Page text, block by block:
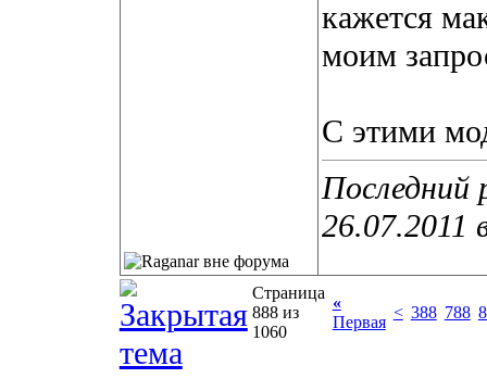
кажется
моим
С этими
Последний
26.07.2011
Страница
888 из
1060
«
Первая
< 388 788